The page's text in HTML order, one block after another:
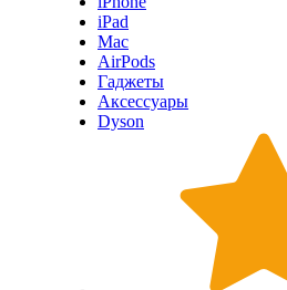
iPad
Mac
AirPods
Гаджеты
Аксессуары
Dyson